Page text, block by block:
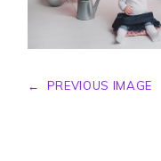
←
PREVIOUS IMAGE